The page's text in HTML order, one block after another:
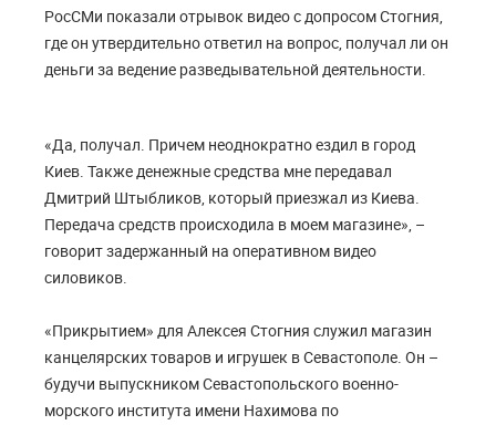
РосСМи показали отрывок видео с допросом Стогния,
где он утвердительно ответил на вопрос, получал ли он
деньги за ведение разведывательной деятельности.
«Да, получал. Причем неоднократно ездил в город
Киев. Также денежные средства мне передавал
Дмитрий Штыбликов, который приезжал из Киева.
Передача средств происходила в моем магазине», –
говорит задержанный на оперативном видео
силовиков.
«Прикрытием» для Алексея Стогния служил магазин
канцелярских товаров и игрушек в Севастополе. Он –
будучи выпускником Севастопольского военно-
морского института имени Нахимова по